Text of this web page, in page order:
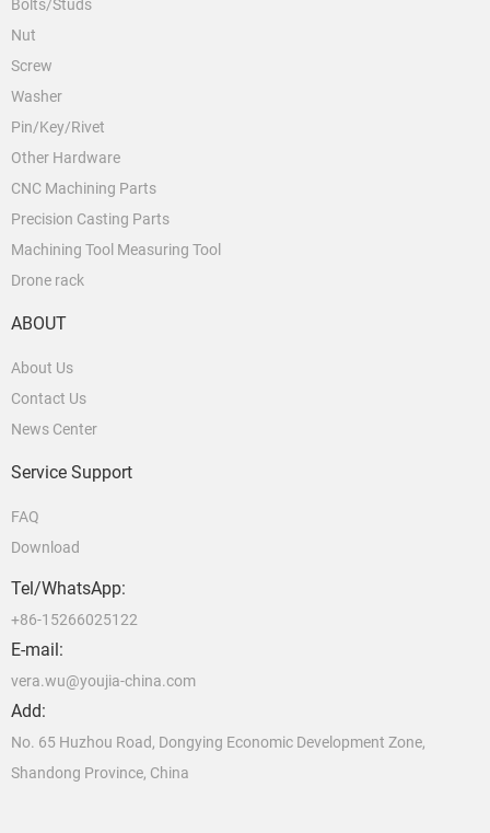
Bolts/Studs
Nut
Screw
Washer
Pin/Key/Rivet
Other Hardware
CNC Machining Parts
Precision Casting Parts
Machining Tool Measuring Tool
Drone rack
ABOUT
About Us
Contact Us
News Center
Service Support
FAQ
Download
Tel/WhatsApp:
+86-15266025122
E-mail:
vera.wu@youjia-china.com
Add:
No. 65 Huzhou Road, Dongying Economic Development Zone,
Shandong Province, China